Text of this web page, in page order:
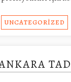
UNCATEGORIZED